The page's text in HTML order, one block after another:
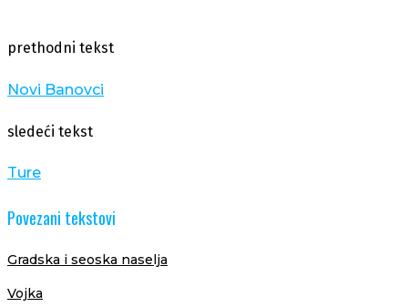
prethodni tekst
Novi Banovci
sledeći tekst
Ture
Povezani tekstovi
Gradska i seoska naselja
Vojka